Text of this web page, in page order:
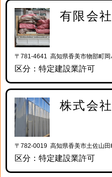
有限会
〒781-4641 高知県香美市物部町岡
区分：特定建設業許可
株式会
〒782-0019 高知県香美市土佐山田
区分：特定建設業許可